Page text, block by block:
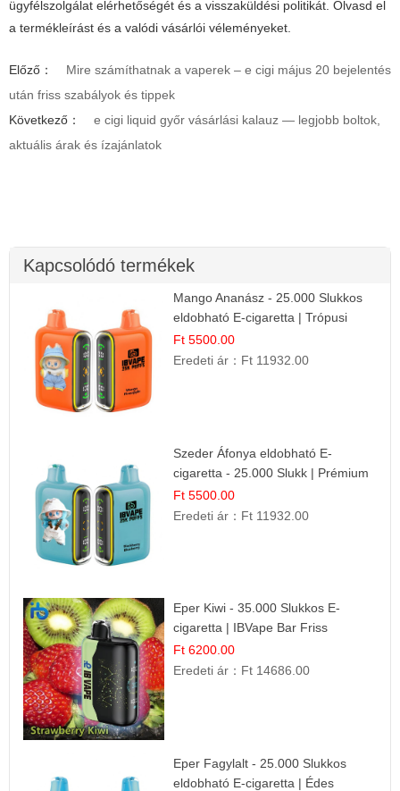
ügyfélszolgálat elérhetőségét és a visszaküldési politikát. Olvasd el
a termékleírást és a valódi vásárlói véleményeket.
Előző：
Mire számíthatnak a vaperek – e cigi május 20 bejelentés
után friss szabályok és tippek
Következő：
e cigi liquid győr vásárlási kalauz — legjobb boltok,
aktuális árak és ízajánlatok
Kapcsolódó termékek
Mango Ananász - 25.000 Slukkos
eldobható E-cigaretta | Trópusi
Ízélmény
Ft 5500.00
Eredeti ár： Ft 11932.00
Szeder Áfonya eldobható E-
cigaretta - 25.000 Slukk | Prémium
Gyümölcs Íz
Ft 5500.00
Eredeti ár： Ft 11932.00
Eper Kiwi - 35.000 Slukkos E-
cigaretta | IBVape Bar Friss
Gyümölcs Ízek
Ft 6200.00
Eredeti ár： Ft 14686.00
Eper Fagylalt - 25.000 Slukkos
eldobható E-cigaretta | Édes